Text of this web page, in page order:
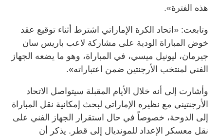
هذه الفترة».
وتابعت: «اتحاد الكرة الإماراتي اشترط أثناء توقيع عقد
خوض المباراة الودية على مشاركة لاعب باريس سان
جيرمان، ليونيل ميسي، في المباراة، وهو ما يضعه الجهاز
الفني لمنتخب الأرجنتين ضمن اعتباراته».
وأشارت إلى أنه خلال الأيام المقبلة سيتواصل الاتحاد
الأرجنتيني مع نظيره الإماراتي لبحث إمكانية نقل المباراة
إلى الدوحة، خصوصاً في حال استقرار الجهاز الفني على
نقل معسكر الإعداد للمونديال إلى قطر. يذكر أن